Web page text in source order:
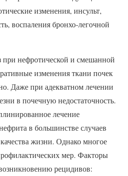
изменения, инсульт,
воспаления бронхо-легочной
при нефротической и смешанной
изменения ткани почек
Даже при адекватном лечении
в почечную недостаточность.
лечение
в большинстве случаев
жизни. Однако многое
мер. Факторы
рецидивов: